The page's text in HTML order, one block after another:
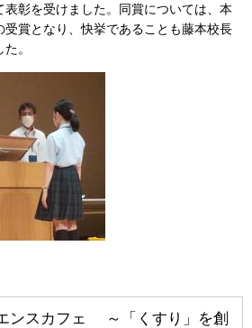
表彰を受けました。同賞については、本
賞となり、快挙であることも藤本校長
。
ンスカフェ ～「くすり」を創